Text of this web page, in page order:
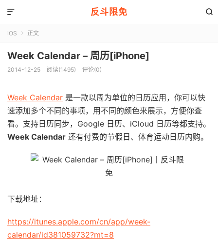
反斗限免 

iOS  正文
Week Calendar – 周历[iPhone]
2014-12-25 阅读(1495) 评论(0)
Week Calendar 是一款以周为单位的日历应用，你可以快
速添加多个不同的事项，用不同的颜色来展示，方便你查
看。支持日历同步，Google 日历、iCloud 日历等都支持。
Week Calendar 还有付费的节假日、体育运动日历内购。
下载地址：
https://itunes.apple.com/cn/app/week-
calendar/id381059732?mt=8